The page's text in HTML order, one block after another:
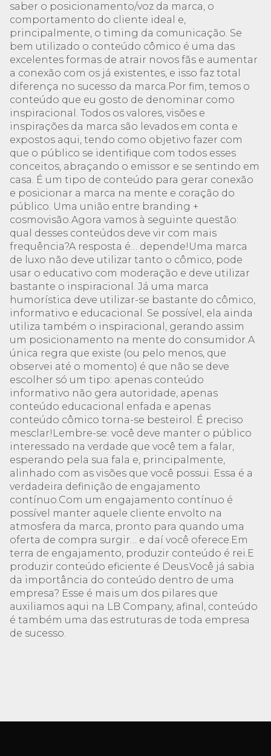
saber o posicionamento/voz da marca, o
comportamento do cliente ideal e,
principalmente, o timing da comunicação. Se
bem utilizado o conteúdo cômico é uma das
excelentes formas de atrair novos fãs e aumentar
a conexão com os já existentes, e isso faz total
diferença no sucesso da marca.Por fim, temos o
conteúdo que eu gosto de denominar como
inspiracional. Todos os valores, visões e
inspirações da marca são levados em conta e
expostos aqui, tendo como objetivo fazer com
que o público se identifique com todos esses
conceitos, abraçando o emissor e se sentindo em
casa. É um tipo de conteúdo para gerar conexão
e posicionar a marca na mente e coração do
público. Uma união entre branding +
cosmovisão.Agora vamos à seguinte questão:
qual desses conteúdos deve vir com mais
frequência?A resposta é… depende!Uma marca
de luxo não deve utilizar tanto o cômico, pode
usar o educativo com moderação e deve utilizar
bastante o inspiracional. Já uma marca
humorística deve utilizar-se bastante do cômico,
informativo e educacional. Se possível, ela ainda
utiliza também o inspiracional, gerando assim
um posicionamento na mente do consumidor.A
única regra que existe (ou pelo menos, que
observei até o momento) é que não se deve
escolher só um tipo: apenas conteúdo
informativo não gera autoridade, apenas
conteúdo educacional enfada e apenas
conteúdo cômico torna-se besteirol. É preciso
mesclar!Lembre-se: você deve manter o público
interessado na verdade que você tem a falar,
esperando pela sua fala e, principalmente,
alinhado com as visões que você possui. Essa é a
verdadeira definição de engajamento
contínuo.Com um engajamento contínuo é
possível manter aquele cliente envolto na
atmosfera da marca, pronto para quando uma
oferta de compra surgir… e daí você oferece.Em
terra de engajamento, produzir conteúdo é rei.E
produzir conteúdo eficiente é Deus.Você já sabia
da importância do conteúdo dentro de uma
empresa? Esse é mais um dos pilares que
auxiliamos aqui na LB Company, afinal, conteúdo
é também uma das estruturas de toda empresa
de sucesso.